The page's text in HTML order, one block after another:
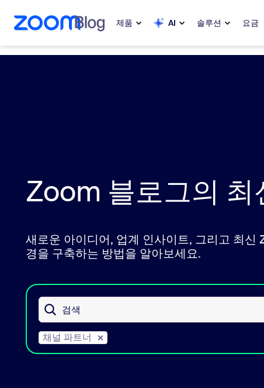
용으로 건너뛰기
팅으로 건너뛰기 제품 AI 솔루션 요금
Zoom AI
앱 및 통합
데스크톱에 설치
다운로드 센터
Zoom 블로그의 최
새로운 아이디어, 업계 인사이트, 그리고 최
경을 구축하는 방법을 알아보세요.
검색
채널 파트너